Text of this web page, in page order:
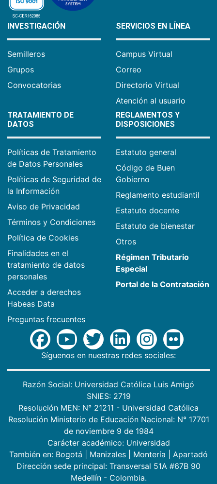
INVESTIGACIÓN
Semilleros
Grupos
Convocatorias
SERVICIOS EN LÍNEA
Campus Virtual
Correo
Directorio Virtual
Atención al usuario
TRATAMIENTO DE
DATOS
Políticas de Tratamiento
de Datos Personales
Políticas de Seguridad de
la Información
Aviso de Privacidad
Términos y Condiciones
Política de Cookies
Finalidades en el
tratamiento de datos
personales
Acceder a derechos
Habeas Data
Preguntas frecuentes
REGLAMENTOS Y
DISPOSICIONES
Estatuto general
Código de Buen
Gobierno
Reglamento estudiantil
Estatuto docente
Estatuto de bienestar
Otros
Régimen Tributario
Especial
Portal de la Contratación
Síguenos en nuestras redes sociales:
Razón Social: Universidad Católica Luis Amigó
SNIES: 2719
Resolución MEN: N° 21211 - Universidad Católica
Resolución Ministerio de Educación Nacional: N° 17701
de noviembre 9 de 1984
Carácter académico: Universidad
También en: Bogotá Manizales Montería
Apartadó
Dirección sede principal: Transversal 51A #67B 90
Medellín - Colombia.